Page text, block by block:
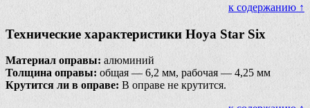
к содержанию ↑
Технические характеристики Hoya Star Six
Материал оправы: алюминий
Толщина оправы: общая — 6,2 мм, рабочая — 4,25 мм
Крутится ли в оправе: В оправе не крутится.